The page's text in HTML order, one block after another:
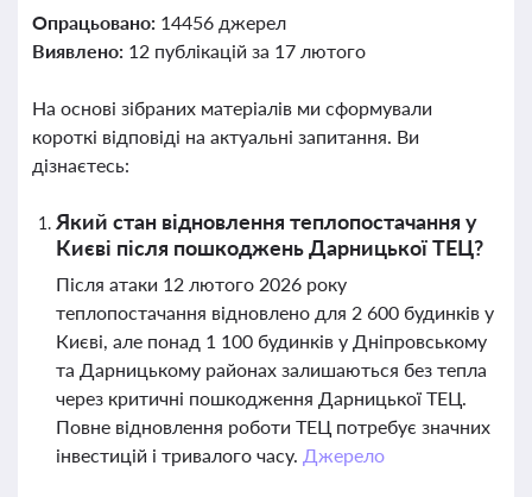
Опрацьовано: 14456 джерел
Виявлено: 12 публікацій за 17 лютого
На основі зібраних матеріалів ми сформували
короткі відповіді на актуальні запитання. Ви
дізнаєтесь:
Який стан відновлення теплопостачання у
Києві після пошкоджень Дарницької ТЕЦ?
Після атаки 12 лютого 2026 року
теплопостачання відновлено для 2 600 будинків у
Києві, але понад 1 100 будинків у Дніпровському
та Дарницькому районах залишаються без тепла
через критичні пошкодження Дарницької ТЕЦ.
Повне відновлення роботи ТЕЦ потребує значних
інвестицій і тривалого часу. Джерело